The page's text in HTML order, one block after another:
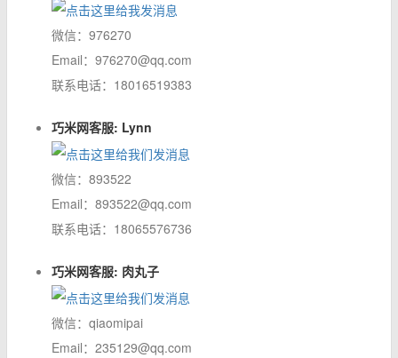
微信：976270
Email：976270@qq.com
联系电话：18016519383
巧米网客服: Lynn
微信：893522
Email：893522@qq.com
联系电话：18065576736
巧米网客服: 肉丸子
微信：qiaomipai
Email：235129@qq.com